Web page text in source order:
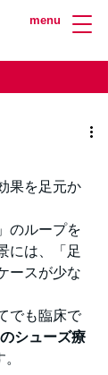
menu
果を足元か
のループを
には、「足
ースが少な
でも臨床で
シューズ療